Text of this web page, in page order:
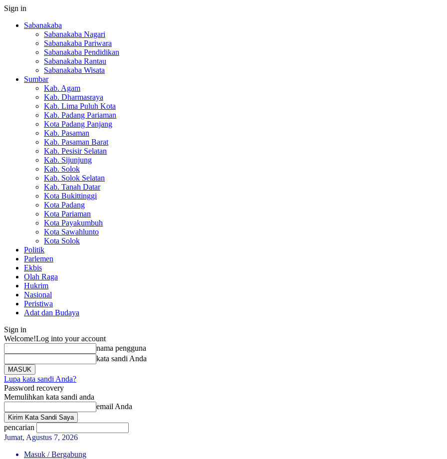
Sign in
Sabanakaba
Sabanakaba Nagari
Sabanakaba Pariwara
Sabanakaba Pendidikan
Sabanakaba Rantau
Sabanakaba Wisata
Sumbar
Kab. Agam
Kab. Dharmasraya
Kab. Lima Puluh Kota
Kab. Padang Pariaman
Kota Padang Panjang
Kab. Pasaman
Kab. Pasaman Barat
Kab. Pesisir Selatan
Kab. Sijunjung
Kab. Solok
Kab. Solok Selatan
Kab. Tanah Datar
Kota Bukittinggi
Kota Padang
Kota Pariaman
Kota Payakumbuh
Kota Sawahlunto
Kota Solok
Politik
Parlemen
Ekbis
Olah Raga
Hukrim
Nasional
Peristiwa
Adat dan Budaya
Sign in
Welcome!Log into your account
nama pengguna
kata sandi Anda
Lupa kata sandi Anda?
Password recovery
Memulihkan kata sandi anda
email Anda
pencarian
Jumat, Agustus 7, 2026
Masuk / Bergabung